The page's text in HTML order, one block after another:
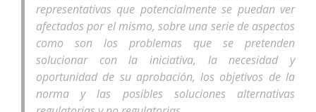
representativas que potencialmente se puedan ver
afectados por el mismo, sobre una serie de aspectos
como son los problemas que se pretenden
solucionar con la iniciativa, la necesidad y
oportunidad de su aprobación, los objetivos de la
norma y las posibles soluciones alternativas